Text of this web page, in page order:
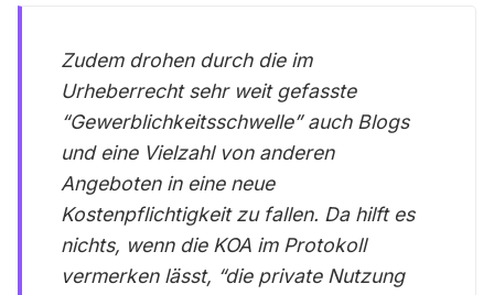
Zudem drohen durch die im
Urheberrecht sehr weit gefasste
“Gewerblichkeitsschwelle” auch Blogs
und eine Vielzahl von anderen
Angeboten in eine neue
Kostenpflichtigkeit zu fallen. Da hilft es
nichts, wenn die KOA im Protokoll
vermerken lässt, “die private Nutzung